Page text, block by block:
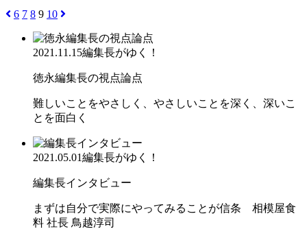
6 7 8 9 10
2021.11.15編集長がゆく！
徳永編集長の視点論点
難しいことをやさしく、やさしいことを深く、深いこ
とを面白く
2021.05.01編集長がゆく！
編集長インタビュー
まずは自分で実際にやってみることが信条 相模屋食
料 社長 鳥越淳司